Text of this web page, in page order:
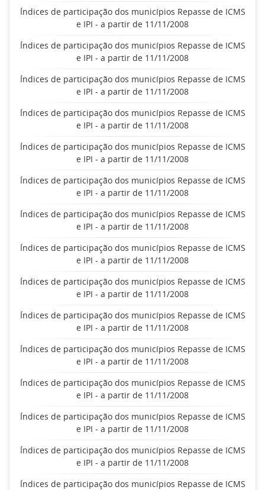
Índices de participação dos municípios Repasse de ICMS
e IPI - a partir de 11/11/2008
Índices de participação dos municípios Repasse de ICMS
e IPI - a partir de 11/11/2008
Índices de participação dos municípios Repasse de ICMS
e IPI - a partir de 11/11/2008
Índices de participação dos municípios Repasse de ICMS
e IPI - a partir de 11/11/2008
Índices de participação dos municípios Repasse de ICMS
e IPI - a partir de 11/11/2008
Índices de participação dos municípios Repasse de ICMS
e IPI - a partir de 11/11/2008
Índices de participação dos municípios Repasse de ICMS
e IPI - a partir de 11/11/2008
Índices de participação dos municípios Repasse de ICMS
e IPI - a partir de 11/11/2008
Índices de participação dos municípios Repasse de ICMS
e IPI - a partir de 11/11/2008
Índices de participação dos municípios Repasse de ICMS
e IPI - a partir de 11/11/2008
Índices de participação dos municípios Repasse de ICMS
e IPI - a partir de 11/11/2008
Índices de participação dos municípios Repasse de ICMS
e IPI - a partir de 11/11/2008
Índices de participação dos municípios Repasse de ICMS
e IPI - a partir de 11/11/2008
Índices de participação dos municípios Repasse de ICMS
e IPI - a partir de 11/11/2008
Índices de participação dos municípios Repasse de ICMS